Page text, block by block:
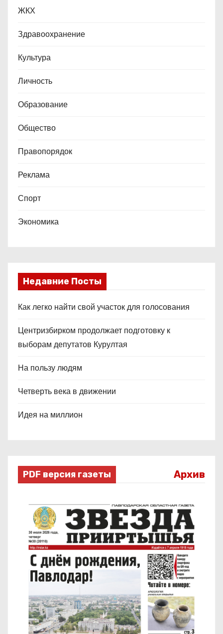
а
п
и
с
е
й
ЖКХ
Здравоохранение
Культура
Личность
Образование
Общество
Правопорядок
Реклама
Спорт
Экономика
Недавние Посты
Как легко найти свой участок для голосования
Центризбирком продолжает подготовку к
выборам депутатов Курултая
На пользу людям
Четверть века в движении
Идея на миллион
PDF версия газеты Архив